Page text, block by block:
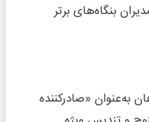
بنگاه‌های برتر
به‌عنوان «صادرکننده